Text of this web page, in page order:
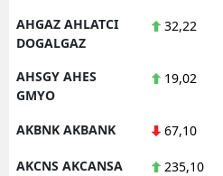
AHGAZ AHLATCI
DOGALGAZ
32,22
AHSGY AHES
GMYO
19,02
AKBNK AKBANK 67,10
AKCNS AKCANSA 235,10